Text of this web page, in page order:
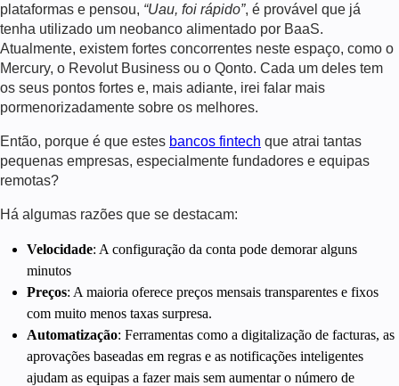
plataformas e pensou, “Uau, foi rápido”, é provável que já
tenha utilizado um neobanco alimentado por BaaS.
Atualmente, existem fortes concorrentes neste espaço, como o
Mercury, o Revolut Business ou o Qonto. Cada um deles tem
os seus pontos fortes e, mais adiante, irei falar mais
pormenorizadamente sobre os melhores.
Então, porque é que estes bancos fintech que atrai tantas
pequenas empresas, especialmente fundadores e equipas
remotas?
Há algumas razões que se destacam:
Velocidade: A configuração da conta pode demorar alguns
minutos
Preços: A maioria oferece preços mensais transparentes e fixos
com muito menos taxas surpresa.
Automatização: Ferramentas como a digitalização de facturas, as
aprovações baseadas em regras e as notificações inteligentes
ajudam as equipas a fazer mais sem aumentar o número de